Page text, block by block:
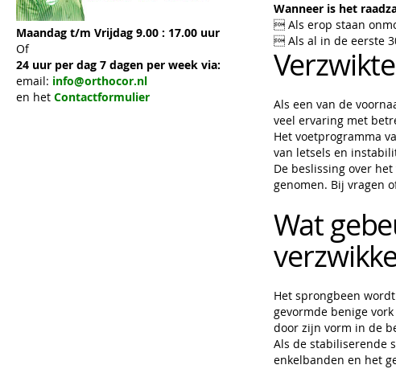
Wanneer is het
 Als erop staan
 Als al in de eerste
Als een van de
veel ervaring met
Het voetprogramma
van letsels en
De beslissing over
genomen. Bij vragen
Wat
Het sprongbeen
gevormde benige
door zijn vorm in de
Als de stabiliserende
enkelbanden en het
Maandag t/m Vrijdag 9.00 : 17.00 uur
Of
24 uur per dag 7 dagen per week via:
email: info@orthocor.nl
en het Contactformulier